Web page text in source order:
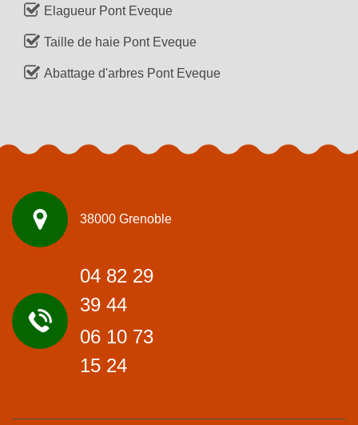
Elagueur Pont Eveque
Taille de haie Pont Eveque
Abattage d'arbres Pont Eveque
38000 Grenoble
04 82 29
39 44
06 10 73
15 24